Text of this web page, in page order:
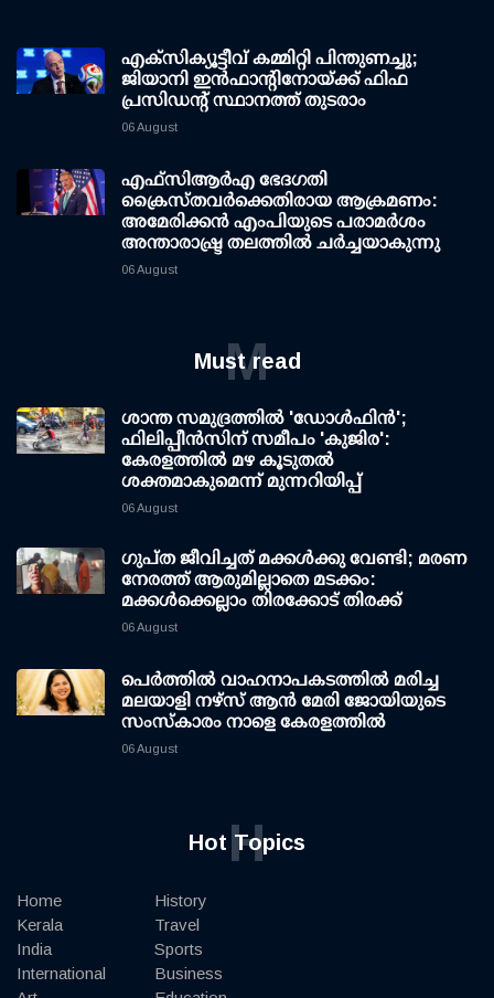
എക്സിക്യൂട്ടീവ് കമ്മിറ്റി പിന്തുണച്ചു;
ജിയാനി ഇന്‍ഫാന്റിനോയ്ക്ക് ഫിഫ
പ്രസിഡന്റ് സ്ഥാനത്ത് തുടരാം
06 August
എഫ്‌സി‌ആര്‍‌എ ഭേദഗതി
ക്രൈസ്തവർക്കെതിരായ ആക്രമണം:
അമേരിക്കൻ എംപിയുടെ പരാമർശം
അന്താരാഷ്ട്ര തലത്തിൽ ചർച്ചയാകുന്നു
06 August
Must read
M
ശാന്ത സമുദ്രത്തില്‍ 'ഡോള്‍ഫിന്‍';
ഫിലിപ്പീന്‍സിന് സമീപം 'കുജിര':
കേരളത്തില്‍ മഴ കൂടുതല്‍
ശക്തമാകുമെന്ന് മുന്നറിയിപ്പ്
06 August
ഗുപ്ത ജീവിച്ചത് മക്കള്‍ക്കു വേണ്ടി; മരണ
നേരത്ത് ആരുമില്ലാതെ മടക്കം:
മക്കള്‍ക്കെല്ലാം തിരക്കോട് തിരക്ക്
06 August
പെർത്തിൽ വാഹനാപകടത്തിൽ മരിച്ച
മലയാളി നഴ്സ് ആൻ മേരി ജോയിയുടെ
സംസ്കാരം നാളെ കേരളത്തിൽ
06 August
Hot Topics
H
Home
Kerala
India
International
History
Travel
Sports
Business